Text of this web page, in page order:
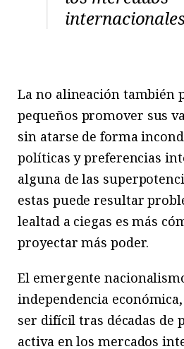
La no alineación también
pequeños promover sus
sin atarse de forma
políticas y preferencias
alguna de las
estas puede resultar
lealtad a ciegas es más
proyectar más poder.
El emergente
independencia
ser difícil tras décadas de
activa en los mercados